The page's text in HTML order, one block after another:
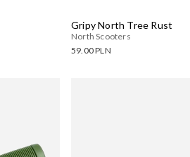
Gripy North Tree Rust
North Scooters
59.00 PLN